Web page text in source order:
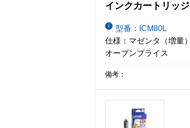
インクカートリッジ
型番：ICM80L
仕様：マゼンタ（増量）
オープンプライス
備考：